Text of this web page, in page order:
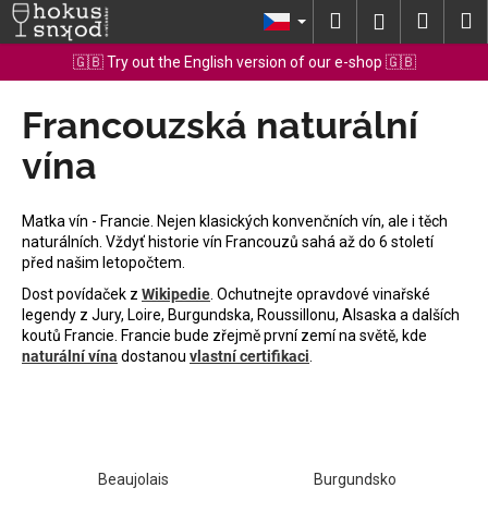
Přejít
Hledat Přihlášení
🇬🇧 Try out the English version of our e-shop 🇬🇧
Francouzská naturální
vína
Matka vín - Francie. Nejen klasických konvenčních vín, ale i těch
naturálních. Vždyť historie vín Francouzů sahá až do 6 století
před našim letopočtem.
Dost povídaček z Wikipedie Ochutnejte opravdové vinařské
legendy z Jury, Loire, Burgundska, Roussillonu, Alsaska a dalších
koutů Francie. Francie bude zřejmě první zemí na světě, kde
naturální vína dostanou vlastní certifikaci
Beaujolais Burgundsko
K
o
Zpět
Zpět
C
o
p
t
ř
e
b
u
j